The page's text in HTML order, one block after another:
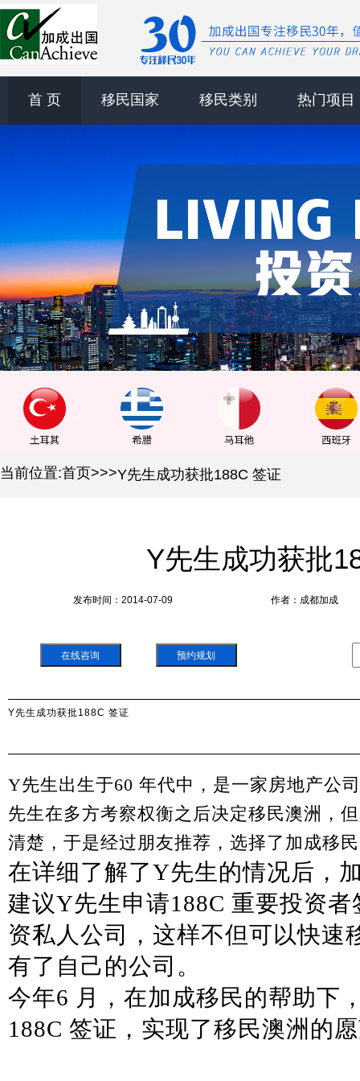
首 页 移民国家 移民类别 热门项目
当前位置:首页>>>Y先生成功获批188C 签证
Y先生成功获批
发布时间：2014-07-09 作者：成都加成
在线咨询 预约规划
Y先生成功获批188C 签证
Y先生出生于60 年代中，是一家房地产公
先生在多方考察权衡之后决定移民澳洲，
清楚，于是经过朋友推荐，选择了加成移
在详细了解了Y先生的情况后，
建议Y先生申请188C 重要投资者
资私人公司，这样不但可以快速
有了自己的公司。
今年6 月，在加成移民的帮助下
188C 签证，实现了移民澳洲的